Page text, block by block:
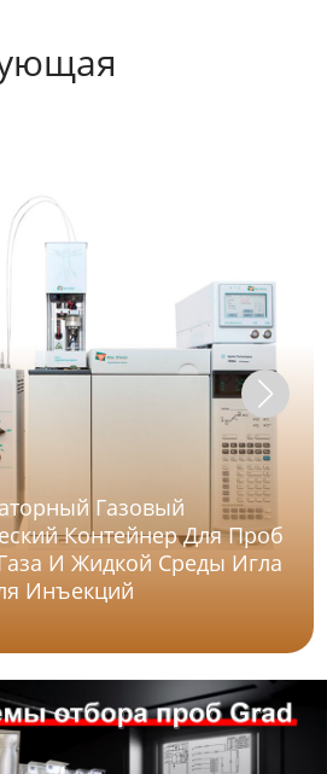
Газовый
Контейнер Для Проб
И Жидкой Среды Игла
Инъекций